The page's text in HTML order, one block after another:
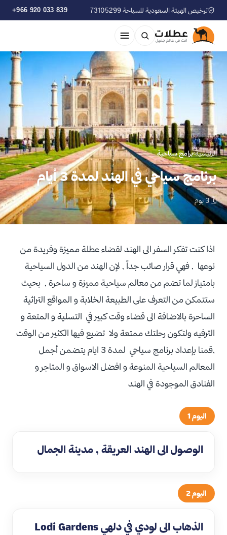
ترخيص الهيئة السعودية للسياحة 73105299 +966 920 033 839
الرئيسية›برامج سياحية
برنامج سياحي في الهند لمدة 3 أيام
🗓 3 يوم
اذا كنت تفكر السفر الى الهند لقضاء عطلة مميزة وفريدة من
نوعها , فهي قرار صائب جداً , لإن الهند من الدول السياحية
بامتياز لما تضم من معالم سياحية مميزة و ساحرة , بحيث
ستتمكن من التعرف على الطبيعة الخلابة و المواقع التراثية
الساحرة بالاضافة الى قضاء وقت كبير في التسلية و المتعة و
الترفيه ولتكون رحلتك ممتعة ولا تضيع فيها الكثير من الوقت
,قمنا بإعداد برنامج سياحي لمدة 3 ايام يتضمن أجمل
المعالم السياحية المنوعة و افضل الاسواق و المتاجر و
الفنادق الموجودة في الهند
اليوم 1
الوصول الى الهند العريقة , مدينة الجمال
اليوم 2
الذهاب الى لودي في دلهي Lodi Gardens